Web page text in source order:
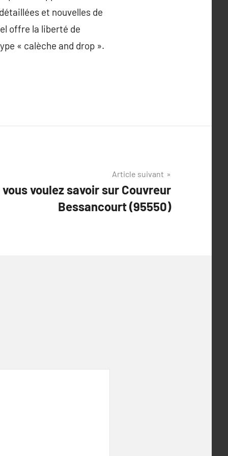
et nouvelles de
offre la liberté de
« calèche and drop ».
Article suivant
vous voulez savoir sur Couvreur
Bessancourt (95550)